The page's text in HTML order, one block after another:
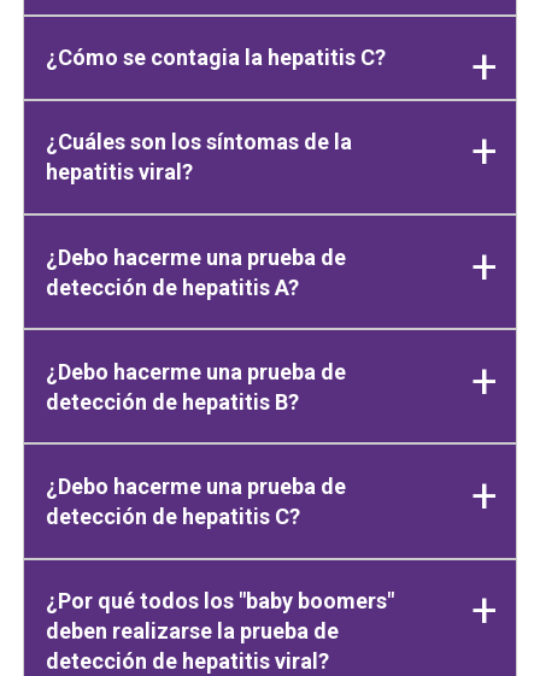
¿Cómo se contagia la hepatitis C?
¿Cuáles son los síntomas de la
hepatitis viral?
¿Debo hacerme una prueba de
detección de hepatitis A?
¿Debo hacerme una prueba de
detección de hepatitis B?
¿Debo hacerme una prueba de
detección de hepatitis C?
¿Por qué todos los "baby boomers"
deben realizarse la prueba de
detección de hepatitis viral?